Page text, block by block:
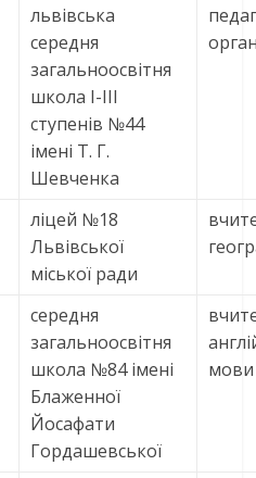
львівська
середня
загальноосвітня
школа І-ІІІ
ступенів №44
імені Т. Г.
Шевченка
ліцей №18
Львівської
міської ради
середня
загальноосвітня
школа №84 імені
Блаженної
Йосафати
Гордашевської
мови